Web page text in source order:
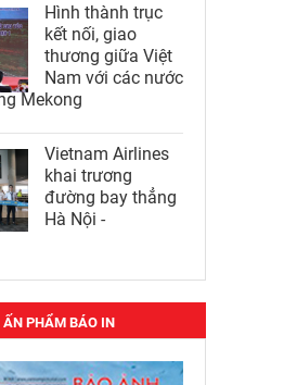
Hình thành trục
kết nối, giao
thương giữa Việt
Nam với các nước
Mekong
Vietnam Airlines
khai trương
đường bay thẳng
Hà Nội -
PHẨM BÁO IN